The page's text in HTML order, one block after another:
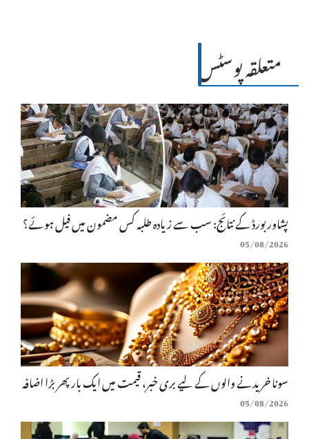
متعلقہ پوسٹس
پشاور بورڈ کے نتائج: سب سے زیادہ طلبہ کس مضمون میں فیل ہوئے؟
05/08/2026
سونا خریدنے والوں کے لیے بری خبر، قیمت میں ایک بار پھر بڑا اضافہ
05/08/2026